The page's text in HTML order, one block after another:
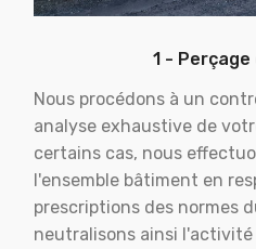
1 - Perçage
Nous procédons à un
analyse exhaustive de
certains cas, nous
l'ensemble bâtiment en
prescriptions des normes
neutralisons ainsi